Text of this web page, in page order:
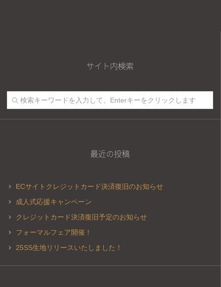
サイト内検索
最近の投稿
ECサイトクレジットカード決済復旧のお知らせ
成人式応援キャンペーン
クレジットカード決済復旧予定のお知らせ
フォーマルフェア開催！
25SS生地リリースいたしました！